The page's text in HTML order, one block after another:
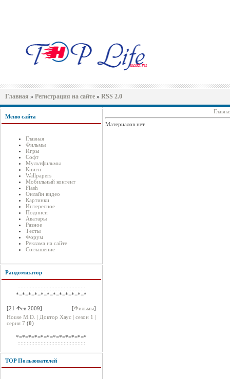
Главная » Регистрация на сайте » RSS 2.0
Меню сайта
Главная
Фильмы
Игры
Софт
Мультфильмы
Книги
Wallpapers
Мобильный контент
Flash
Онлайн видео
Картинки
Интересное
Подписи
Аватары
Разное
Тесты
Форум
Реклама на сайте
Соглашение
Рандомизатор
::::::::::::::::::::::::::::::::::::::::::::
*=*=*=*=*=*=*=*=*=*=*=*
[21 Фев 2009] [Фильмы]
House M.D. | Доктор Хаус | сезон 1 |
серия 7 (0)
*=*=*=*=*=*=*=*=*=*=*=*
::::::::::::::::::::::::::::::::::::::::::::
TOP Пользователей
Материалов нет